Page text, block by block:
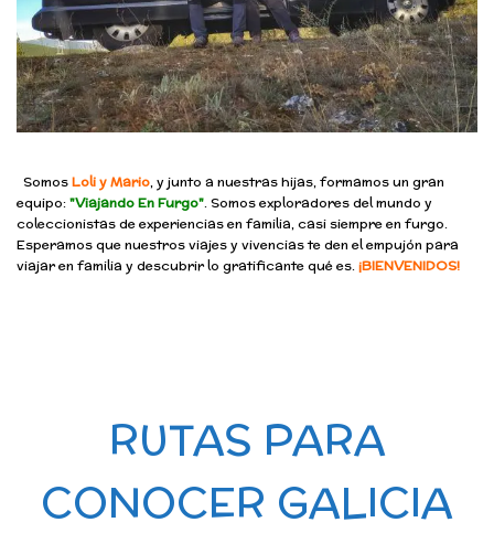
SomosLoli y Mario, y junto a nuestras hijas, formamos un gran
equipo:"Viajando En Furgo". Somos exploradores del mundo y
coleccionistas de experiencias en familia, casi siempre en furgo.
Esperamos que nuestros viajes y vivencias te den el empujón para
viajar en familia y descubrir lo gratificante qué es.¡BIENVENIDOS!
RUTAS PARA
CONOCER GALICIA